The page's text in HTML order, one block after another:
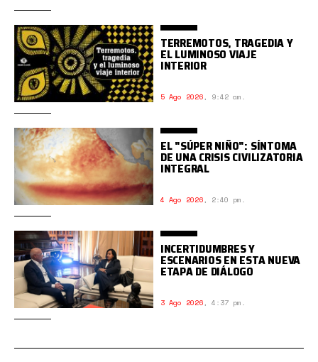
TERREMOTOS, TRAGEDIA Y
EL LUMINOSO VIAJE
INTERIOR
5 Ago 2026, 9:42 am.
EL "SÚPER NIÑO": SÍNTOMA
DE UNA CRISIS CIVILIZATORIA
INTEGRAL
4 Ago 2026, 2:40 pm.
INCERTIDUMBRES Y
ESCENARIOS EN ESTA NUEVA
ETAPA DE DIÁLOGO
3 Ago 2026, 4:37 pm.